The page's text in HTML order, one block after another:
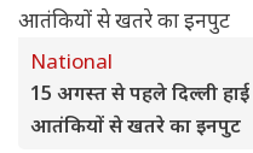
National
15 अगस्त से पहले दिल्ली हाई
आतंकियों से खतरे का इनपुट